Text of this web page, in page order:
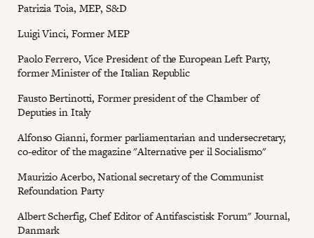
Patrizia Toia, MEP, S&D
Luigi Vinci, Former MEP
Paolo Ferrero, Vice President of the European Left Party,
former Minister of the Italian Republic
Fausto Bertinotti, Former president of the Chamber of
Deputies in Italy
Alfonso Gianni, former parliamentarian and undersecretary,
co-editor of the magazine "Alternative per il Socialismo"
Maurizio Acerbo, National secretary of the Communist
Refoundation Party
Albert Scherfig, Chef Editor of Antifascistisk Forum" Journal,
Danmark